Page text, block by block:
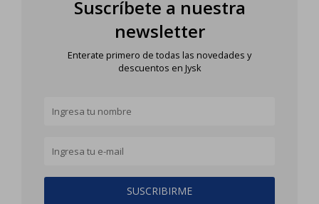
Suscríbete a nuestra
newsletter
Enterate primero de todas las novedades y
descuentos en Jysk
SUSCRIBIRME